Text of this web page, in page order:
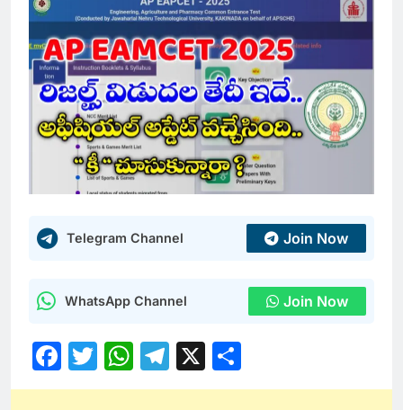
Telegram Channel Join Now
WhatsApp Channel Join Now
Facebook
Twitter
WhatsApp
Telegram
X